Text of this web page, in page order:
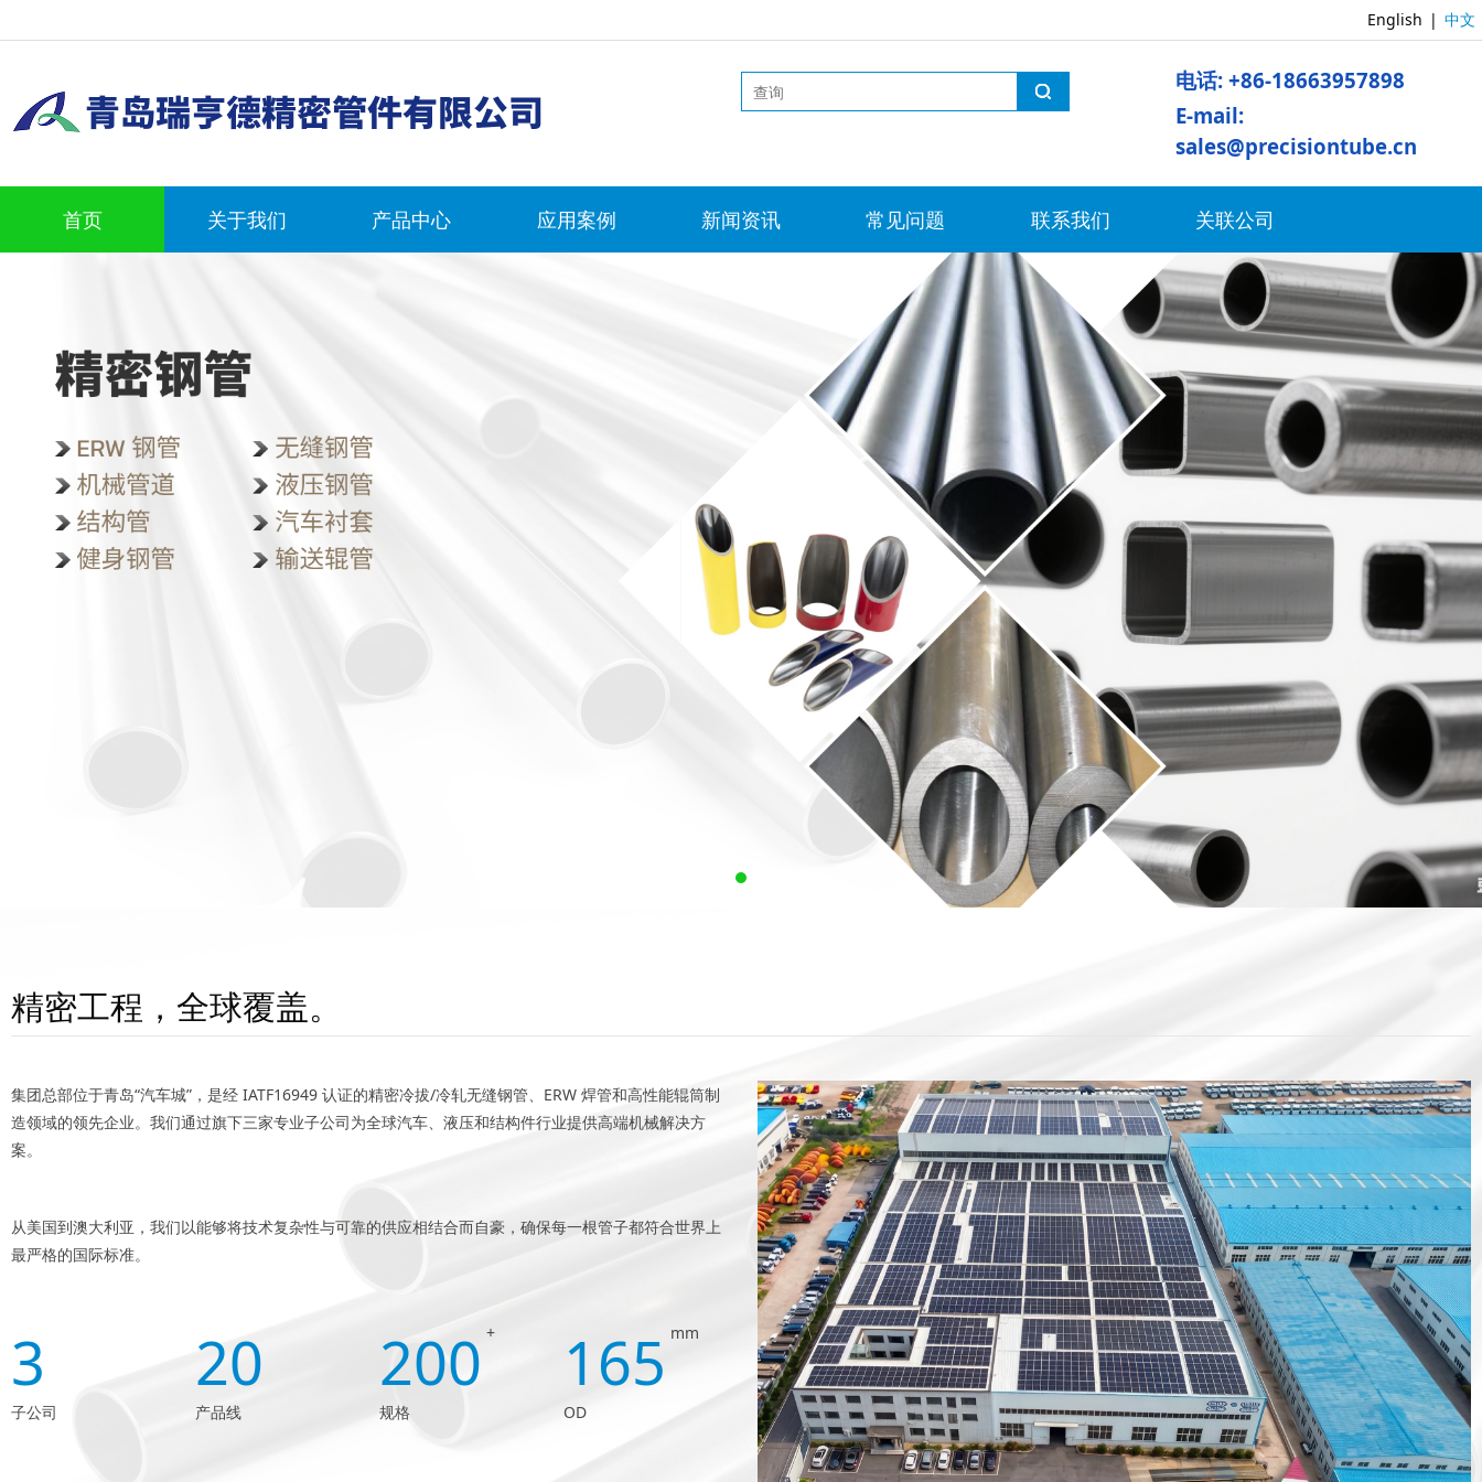
English | 中文
电话: +86-18663957898
E-mail:
sales@precisiontube.cn
首页 关于我们 产品中心 应用案例 新闻资讯 常见问题 联系我们 关联公司
精密工程，全球覆盖。
集团总部位于青岛“汽车城”，是经 IATF16949 认证的精密冷拔/冷轧无缝钢管、ERW 焊管和高性能辊筒制
造领域的领先企业。我们通过旗下三家专业子公司为全球汽车、液压和结构件行业提供高端机械解决方
案。
从美国到澳大利亚，我们以能够将技术复杂性与可靠的供应相结合而自豪，确保每一根管子都符合世界上
最严格的国际标准。
3
子公司
20
产品线
200 +
规格
165 mm
OD